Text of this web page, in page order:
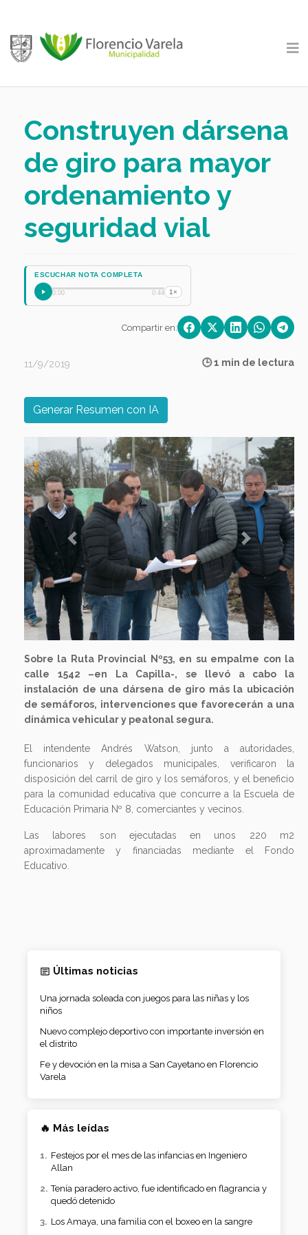
Construyen dársena
de giro para mayor
ordenamiento y
seguridad vial
ESCUCHAR NOTA COMPLETA
0:00 0:44 1×
Compartir en:
11/9/2019 🕒 1 min de lectura
Generar Resumen con IA
Previous Next
Sobre la Ruta Provincial Nº53, en su empalme con la
calle 1542 –en La Capilla-, se llevó a cabo la
instalación de una dársena de giro más la ubicación
de semáforos, intervenciones que favorecerán a una
dinámica vehicular y peatonal segura.
El intendente Andrés Watson, junto a autoridades,
funcionarios y delegados municipales, verificaron la
disposición del carril de giro y los semáforos, y el beneficio
para la comunidad educativa que concurre a la Escuela de
Educación Primaria Nº 8, comerciantes y vecinos.
Las labores son ejecutadas en unos 220 m2
aproximadamente y financiadas mediante el Fondo
Educativo.
Últimas noticias
Una jornada soleada con juegos para las niñas y los
niños
Nuevo complejo deportivo con importante inversión en
el distrito
Fe y devoción en la misa a San Cayetano en Florencio
Varela
🔥 Más leídas
Festejos por el mes de las infancias en Ingeniero
Allan
Tenía paradero activo, fue identificado en flagrancia y
quedó detenido
Los Amaya, una familia con el boxeo en la sangre